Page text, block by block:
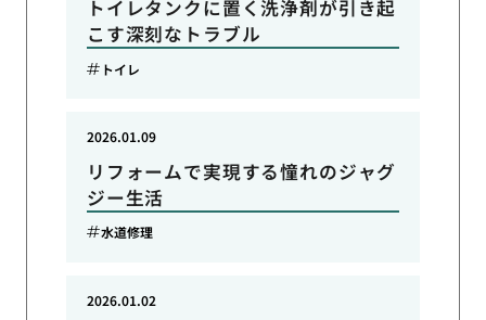
トイレタンクに置く洗浄剤が引き起
こす深刻なトラブル
トイレ
リフォームで実現する憧れのジャグ
ジー生活
2026.01.09
水道修理
2026.01.02